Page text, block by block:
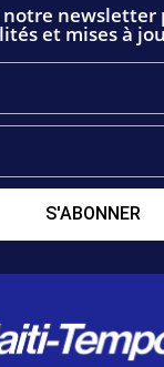
notre newsletter
et mises à
S'ABONNER